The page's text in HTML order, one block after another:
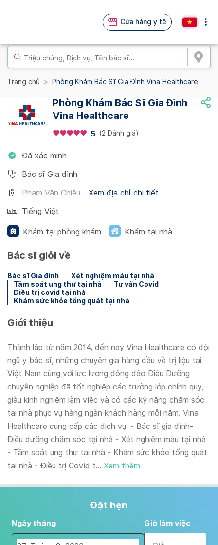
Cửa hàng y tế
Trang chủ Phòng Khám Bác Sĩ Gia Đình Vina Healthcare
Phòng Khám Bác Sĩ Gia Đình
Vina Healthcare
5 (2 Đánh giá)
Đã xác minh
Bác sĩ Gia đình
Phạm Văn Chiêu... Xem địa chỉ chi tiết
Tiếng Việt
Khám tại phòng khám Khám tại nhà
Bác sĩ giỏi về
Bác sĩ Gia đình
Xét nghiệm máu tại nhà
Tầm soát ung thư tại nhà
Tư vấn Covid
Điều trị covid tại nhà
Khám sức khỏe tổng quát tại nhà
Giới thiệu
Thành lập từ năm 2014, đến nay Vina Healthcare có đội
ngũ y bác sĩ, những chuyên gia hàng đầu về trị liệu tại
Việt Nam cùng với lực lượng đông đảo Điều Dưỡng
chuyên nghiệp đã tốt nghiệp các trường lớp chính quy,
giàu kinh nghiệm làm việc và có các kỹ năng chăm sóc
tại nhà phục vụ hàng ngàn khách hàng mỗi năm. Vina
Healthcare cung cấp các dịch vụ: - Bác sĩ gia đình-
Điều dưỡng chăm sóc tại nhà - Xét nghiệm máu tại nhà
- Tầm soát ung thư tại nhà - Khám sức khỏe tổng quát
tại nhà - Điều trị Covid t... Xem thêm
Đặt hẹn
Ngày tháng Giờ làm việc